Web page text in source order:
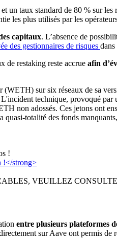
taux standard de 80 % sur
les plus utilisés par les
capitaux. L’absence de
des gestionnaires de risques
de restaking reste accrue afin
!
VEUILLEZ
entre plusieurs plateformes
sur Aave ont permis